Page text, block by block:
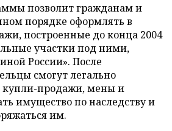
позволит гражданам и
порядке оформлять в
построенные до конца 2004
участки под ними,
России». После
смогут легально
купли-продажи, мены и
имущество по наследству и
им.